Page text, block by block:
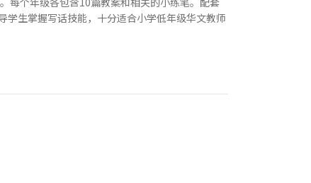
生掌握写话技能，十分适合小学低年级华文教师